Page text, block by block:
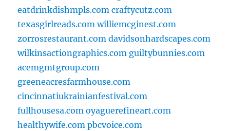
eatdrinkdishmpls.com craftycutz.com
texasgirlreads.com williemcginest.com
zorrosrestaurant.com davidsonhardscapes.com
wilkinsactiongraphics.com guiltybunnies.com
acemgmtgroup.com
greeneacresfarmhouse.com
cincinnatiukrainianfestival.com
fullhousesa.com oyaguerefineart.com
healthywife.com pbcvoice.com